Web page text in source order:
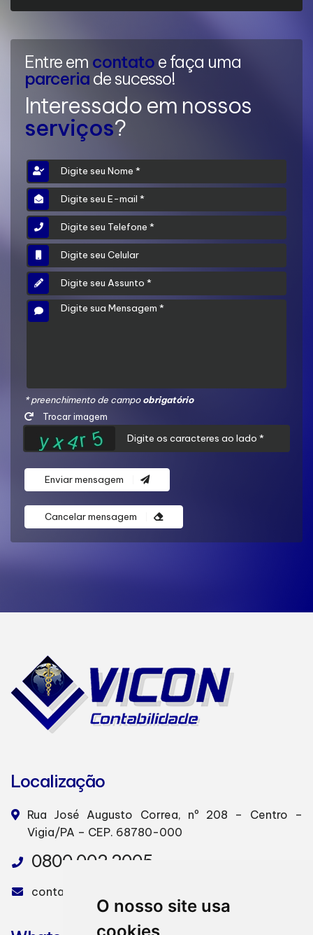
O nosso site usa
Entre em contato e faça uma
parceria de sucesso!
Interessado em nossos
serviços?
* preenchimento de campoobrigatório
Trocar imagem
Enviar mensagem
Cancelar mensagem
Localização
Rua José Augusto Correa, nº 208 – Centro –
Vigia/PA – CEP. 68780-000
0800 002 2005
contabilidadevicon@gmail.com